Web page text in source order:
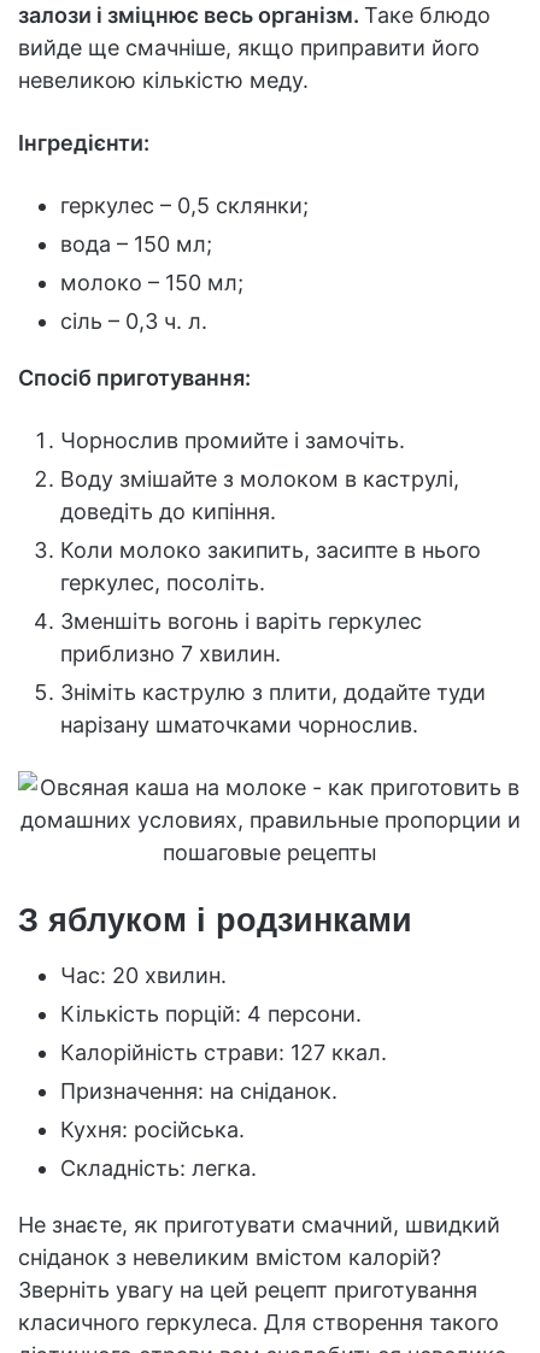
залози і зміцнює весь організм. Таке блюдо
вийде ще смачніше, якщо приправити його
невеликою кількістю меду.
Інгредієнти:
геркулес – 0,5 склянки;
вода – 150 мл;
молоко – 150 мл;
сіль – 0,3 ч. л.
Спосіб приготування:
Чорнослив промийте і замочіть.
Воду змішайте з молоком в каструлі,
доведіть до кипіння.
Коли молоко закипить, засипте в нього
геркулес, посоліть.
Зменшіть вогонь і варіть геркулес
приблизно 7 хвилин.
Зніміть каструлю з плити, додайте туди
нарізану шматочками чорнослив.
З яблуком і родзинками
Час: 20 хвилин.
Кількість порцій: 4 персони.
Калорійність страви: 127 ккал.
Призначення: на сніданок.
Кухня: російська.
Складність: легка.
Не знаєте, як приготувати смачний, швидкий
сніданок з невеликим вмістом калорій?
Зверніть увагу на цей рецепт приготування
класичного геркулеса. Для створення такого